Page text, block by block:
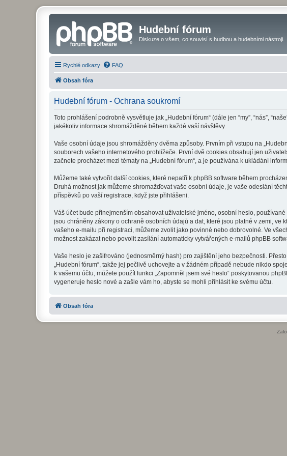
Hudební fórum
Diskuze o všem, co souvisí s hudbou a hudebními nástroji.
Rychlé odkazy FAQ
Obsah fóra
Hudební fórum - Ochrana soukromí
Toto prohlášení podrobně vysvětluje jak „Hudební fórum“ (dále jen “my”, “nás”,
jakékoliv informace shromážděné během každé vaší návštěvy.
Vaše osobní údaje jsou shromážděny dvěma způsoby. Prvním při vstupu na
souborech vašeho internetového prohlížeče. První dvě cookies obsahují jen
začnete procházet mezi tématy na „Hudební fórum“, a je používána k ukládání
Můžeme také vytvořit další cookies, které nepatří k phpBB software během
Druhá možnost jak můžeme shromažďovat vaše osobní údaje, je vaše odeslání
příspěvků po vaší registrace, když jste přihlášeni.
Váš účet bude přinejmenším obsahovat uživatelské jméno, osobní heslo,
jsou chráněny zákony o ochraně osobních údajů a dat, které jsou platné v zemi,
vašeho e-mailu při registraci, můžeme zvolit jako povinné nebo dobrovolné. Ve
možnost zakázat nebo povolit zasílání automaticky vytvářených e-mailů phpBB
Vaše heslo je zašifrováno (jednosměrný hash) pro zajištění jeho bezpečnosti.
„Hudební fórum“, takže jej pečlivě uchovejte a v žádném případě nebude nikdo
k vašemu účtu, můžete použít funkci „Zapomněl jsem své heslo“ poskytovanou
vygeneruje heslo nové a zašle vám ho, abyste se mohli přihlásit ke svému účtu.
Obsah fóra